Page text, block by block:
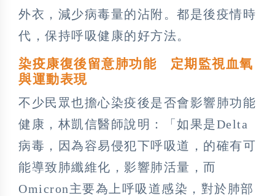
外衣，減少病毒量的沾附。都是後疫情時
代，保持呼吸健康的好方法。
染疫康復後留意肺功能 定期監視血氧
與運動表現
不少民眾也擔心染疫後是否會影響肺功能
健康，林凱信醫師說明：「如果是Delta
病毒，因為容易侵犯下呼吸道，的確有可
能導致肺纖維化，影響肺活量，而
Omicron主要為上呼吸道感染，對於肺部